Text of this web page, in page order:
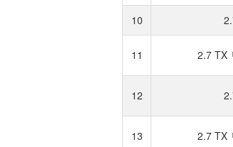
10
11 2.7 TX
12
13 2.7 TX